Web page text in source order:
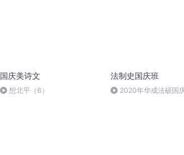
国庆美诗文
想北平（6）
法制史国庆班
2020年华成法硕国